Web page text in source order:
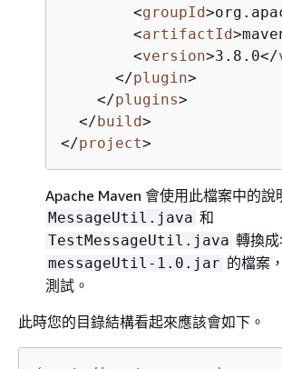
<groupId>
<artifactId>
<version>3.8.0</
</plugin>
</plugins>
</build>
</project>
Apache Maven 會使用此檔案中的說
MessageUtil.java 和
TestMessageUtil.java 轉換
messageUtil-1.0.jar 的檔案
測試。
此時您的目錄結構看起來應該會如下。